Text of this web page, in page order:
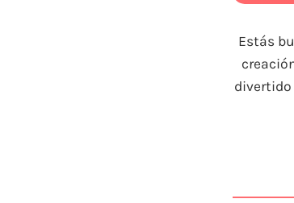
Estás
divertido